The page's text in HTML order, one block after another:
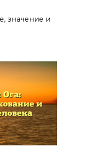
значение и